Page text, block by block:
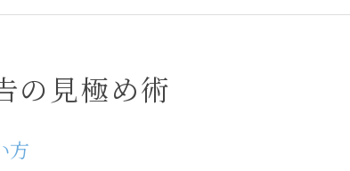
人方法アイデアを知識で読み解く広告チェック術
功の鍵は求人条件の深掘りにあり
用で失敗しないための求人条件の知識活用
求人広告で見逃しがちな採用条件の深掘り法
の見極め術
方